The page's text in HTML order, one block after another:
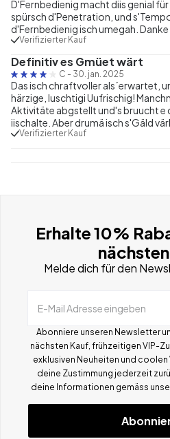
D'Fernbedienig macht diis genial
spürsch d'Penetration, und
d'Fernbedienig isch umegah. Danke
Verifizierter Kauf
Definitiv es Gmüet wärt
C - 30. jan. 2025
Das isch chraftvoller als´erwartet,
härzige, luschtigi Uufrischig!
Aktivitäte abgstellt und's bruucht e
iischalte. Aber drumä isch s'Gäld
Verifizierter Kauf
Erhalte 10%
Melde dich für den
E-Mail Adresse eingeben
Abonniere unseren Newsletter
nächsten Kauf, frühzeitigen VIP-
exklusiven Neuheiten und
deine Zustimmung jederzeit
deine Informationen gemäss